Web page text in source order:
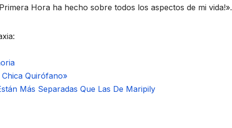
Hora ha hecho sobre todos los aspectos de mi vida!».
Quirófano»
Más Separadas Que Las De Maripily